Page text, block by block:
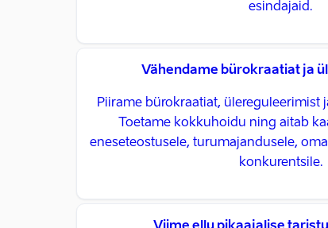
esindajaid.
Vähendame bürokraatiat ja
Piirame bürokraatiat, ülereguleerimist
Toetame kokkuhoidu ning aitab
eneseteostusele, turumajandusele,
konkurentsile.